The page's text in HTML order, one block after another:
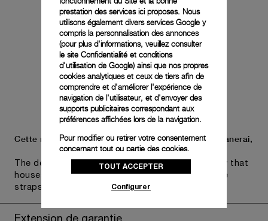
Cette montre est présentée dans le nouvel écrin Panerai,
The design includes a convenient drawer or a tray that
houses the second strap and tools to change the
straps, if applicable to the specific watch model.
prestation des services ici proposes. Nous
utilisons également divers services Google y
compris la personnalisation des annonces
(pour plus d'informations, veuillez consulter
le site Confidentialité et conditions
d'utilisation de Google) ainsi que nos propres
cookies analytiques et ceux de tiers afin de
comprendre et d'améliorer l'expérience de
navigation de l'utilisateur, et d'envoyer des
supports publicitaires correspondant aux
préférences affichées lors de la navigation.
Pour modifier ou retirer votre consentement
concernant tout ou partie des cookies,
cliquez sur « Configurer » ou consultez notre
politique des cookiespour obtenir plus
donnez votre consentement pour l’utilisation
TOUT ACCEPTER
Configurer